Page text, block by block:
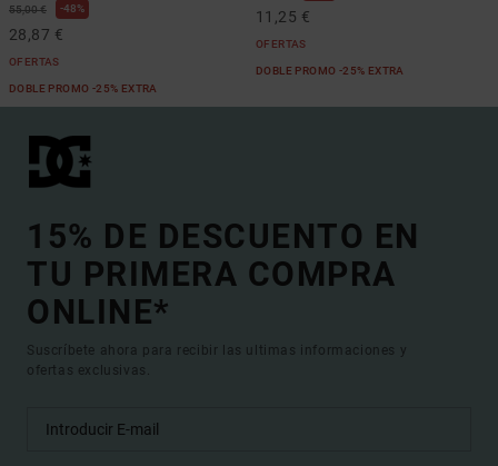
55,00 € 48%
28,87 €
OFERTAS
DOBLE PROMO -25% EXTRA
11,25 €
OFERTAS
DOBLE PROMO -25% EXTRA
15% DE DESCUENTO EN
TU PRIMERA COMPRA
ONLINE*
Suscríbete ahora para recibir las ultimas informaciones y
ofertas exclusivas.